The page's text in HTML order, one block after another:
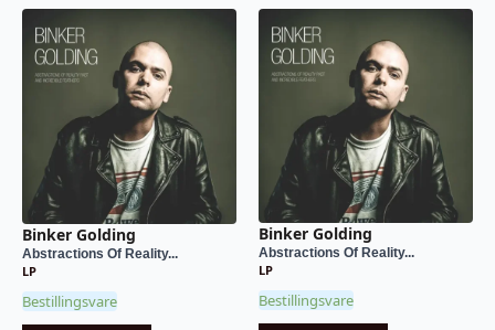
Binker Golding
Abstractions Of Reality...
LP
Bestillingsvare
Binker Golding
Abstractions Of Reality...
LP
Bestillingsvare